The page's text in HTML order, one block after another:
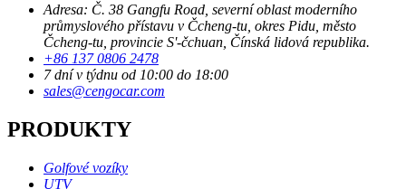
Adresa: Č. 38 Gangfu Road, severní oblast moderního
průmyslového přístavu v Čcheng-tu, okres Pidu, město
Čcheng-tu, provincie S'-čchuan, Čínská lidová republika.
+86 137 0806 2478
7 dní v týdnu od 10:00 do 18:00
sales@cengocar.com
PRODUKTY
Golfové vozíky
UTV